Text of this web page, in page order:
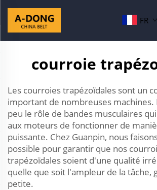
FR
courroie
Les courroies trapézoïdales sont un
important de nombreuses machines.
peu le rôle de bandes musculaires
aux moteurs de fonctionner de
puissante. Chez Guanpin, nous
possible pour garantir que nos
trapézoïdales soient d'une qualité
quelle que soit l'ampleur de la tâche,
petite.